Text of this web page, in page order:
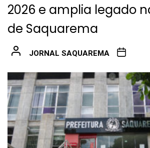
2026 e amplia legado
de Saquarema
JORNAL SAQUAREMA